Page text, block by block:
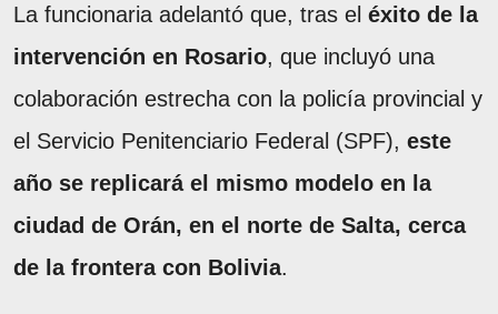
La funcionaria adelantó que, tras el éxito de la
intervención en Rosario, que incluyó una
colaboración estrecha con la policía provincial y
el Servicio Penitenciario Federal (SPF), este
año se replicará el mismo modelo en la
ciudad de Orán, en el norte de Salta, cerca
de la frontera con Bolivia.